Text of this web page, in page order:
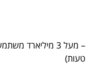
– מעל 3 מיליארד
טעות)